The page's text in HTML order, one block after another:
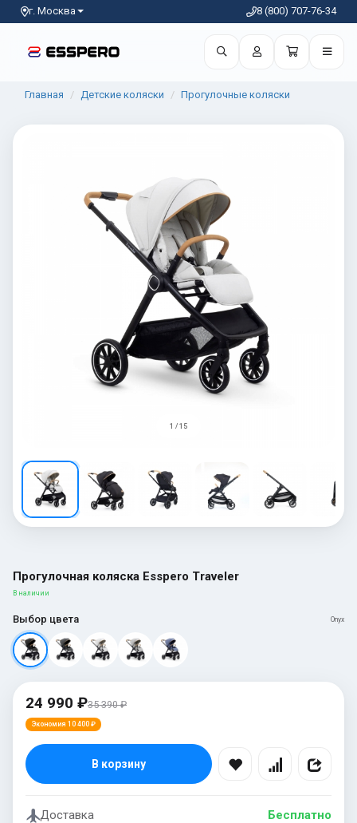
г. Москва 8 (800) 707-76-34
Главная Детские коляски Прогулочные коляски
1 / 15
Прогулочная коляска Esspero Traveler
В наличии
Выбор цвета Onyx
24 990 ₽35 390 ₽
Экономия 10 400 ₽
В корзину
Доставка Бесплатно